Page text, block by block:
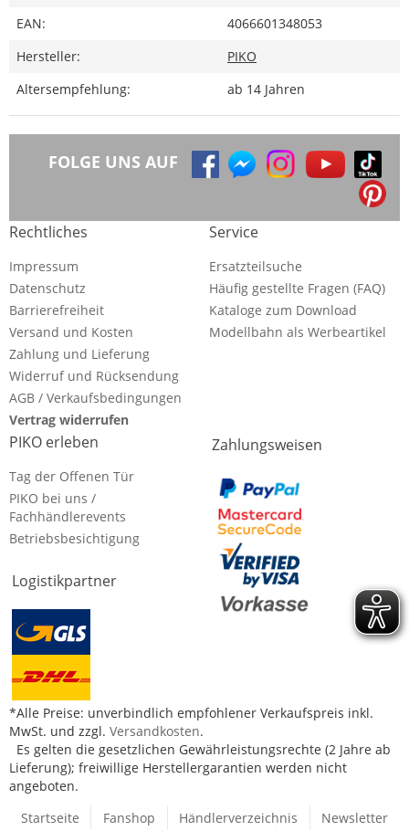
EAN:
4066601348053
Hersteller:
PIKO
Altersempfehlung:
ab 14 Jahren
FOLGE UNS AUF
Rechtliches
Impressum
Datenschutz
Barrierefreiheit
Versand und Kosten
Zahlung und Lieferung
Widerruf und Rücksendung
AGB / Verkaufsbedingungen
Vertrag widerrufen
Service
Ersatzteilsuche
Häufig gestellte Fragen (FAQ)
Kataloge zum Download
Modellbahn als Werbeartikel
PIKO erleben
Tag der Offenen Tür
PIKO bei uns /
Fachhändlerevents
Betriebsbesichtigung
Logistikpartner
Zahlungsweisen
*Alle Preise: unverbindlich empfohlener Verkaufspreis inkl.
MwSt. und zzgl. Versandkosten.
Es gelten die gesetzlichen Gewährleistungsrechte (2 Jahre ab
Lieferung); freiwillige Herstellergarantien werden nicht
angeboten.
Startseite
Fanshop Händlerverzeichnis Newsletter